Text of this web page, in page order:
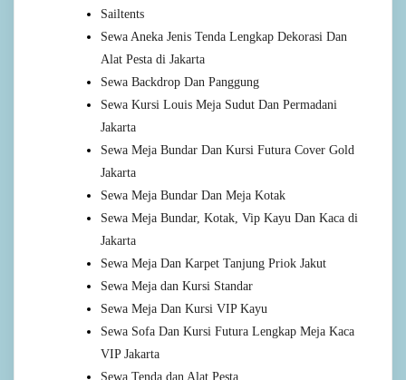
Sailtents
Sewa Aneka Jenis Tenda Lengkap Dekorasi Dan
Alat Pesta di Jakarta
Sewa Backdrop Dan Panggung
Sewa Kursi Louis Meja Sudut Dan Permadani
Jakarta
Sewa Meja Bundar Dan Kursi Futura Cover Gold
Jakarta
Sewa Meja Bundar Dan Meja Kotak
Sewa Meja Bundar, Kotak, Vip Kayu Dan Kaca di
Jakarta
Sewa Meja Dan Karpet Tanjung Priok Jakut
Sewa Meja dan Kursi Standar
Sewa Meja Dan Kursi VIP Kayu
Sewa Sofa Dan Kursi Futura Lengkap Meja Kaca
VIP Jakarta
Sewa Tenda dan Alat Pesta